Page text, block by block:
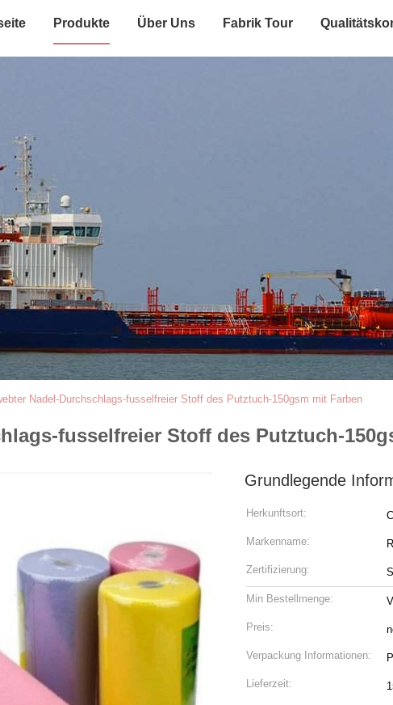
Produkte Über Uns Fabrik Tour
Nadel-Durchschlags-fusselfreier Stoff des Putztuch-150gsm mit Farben
fusselfreier Stoff des Putztuch-
Grundlegende
Herkunftsort:
Markenname:
Zertifizierung:
Min Bestellmenge:
Preis:
Verpackung Informationen:
Lieferzeit: